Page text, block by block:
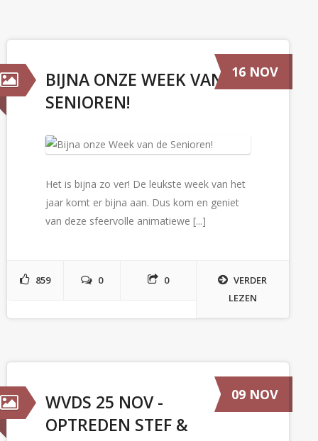
BIJNA ONZE WEEK VAN DE
SENIOREN!
16 NOV
Het is bijna zo ver! De leukste week van het
jaar komt er bijna aan. Dus kom en geniet
van deze sfeervolle animatiewe [...]
859 0 0
VERDER
LEZEN
WVDS 25 NOV -
OPTREDEN STEF &
09 NOV